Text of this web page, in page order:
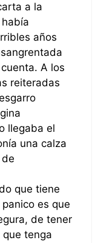
a la
años
A los
reiteradas
llegaba el
una calza
que tiene
es que
de tener
tenga